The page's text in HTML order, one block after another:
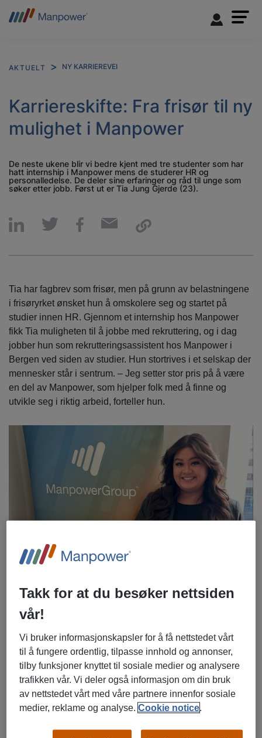
AKTUELT NY KARRIEREVEI
Karriereskifte: Fra frisør til ny
mulighet i Manpower
De neste ukene blir vi bedre kjent med tre studenter som har
hatt internship i Manpower mens de studerer HR og
personalledelse. De deler sine erfaringer og råd til unge som
søker etter jobb. Først ut er Tia Jung Gjerde (23).
Tia har fagbrev som frisør, men på grunn av belastningene
i frisøryrket ønsket hun å omskolere seg og startet på
studier innen HR. Gjennom et internship hos Manpower
fikk Tia muligheten til å jobbe med rekruttering, og i dag
jobber hun som rekrutteringsassistent hos Manpower i
Bergen ved siden av studier. Hun stortrives i et selskap der
mennesker står i sentrum. – Jeg setter stor pris på å være
en del av Manpower, som hjelper folk med å finne og
utvikle seg i riktig arbeid, forteller hun.
Hva inspirerte deg til å velge
yrkesretningen/utdannelse?
Jeg studerer HR og personalledelse. Denne
yrkesretningen gir muligheten til nettopp å jobbe tett med
mennesker, noe som var viktig for meg. I HR er vi en
støttefunksjon både for ledere og ansatte. For meg handler
HR om å bidra til at medarbeiderne kan jobbe godt, at de
Takk for at du besøker nettsiden
vår!
Vi bruker informasjonskapsler for å få nettstedet vårt
til å fungere ordentlig, tilpasse innhold og annonser,
tilby funksjoner knyttet til sosiale medier og analysere
trafikken vår. Vi deler også informasjon om din bruk
av nettstedet vårt med våre partnere innenfor sosiale
medier, reklame og analyse.Cookie notice.